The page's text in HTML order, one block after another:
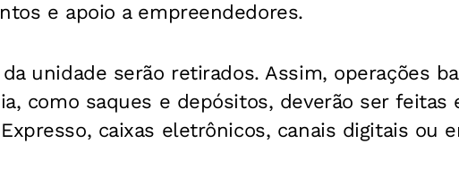
e apoio a empreendedores.
da unidade serão retirados. Assim, operações
como saques e depósitos, deverão ser feitas
caixas eletrônicos, canais digitais ou